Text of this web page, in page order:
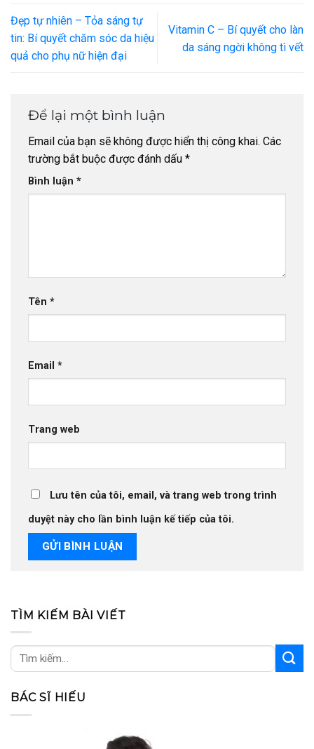
Đẹp tự nhiên – Tỏa sáng tự
tin: Bí quyết chăm sóc da hiệu
quả cho phụ nữ hiện đại
Vitamin C – Bí quyết cho làn
da sáng ngời không tì vết
Để lại một bình luận
Email của bạn sẽ không được hiển thị công khai. Các
trường bắt buộc được đánh dấu *
Bình luận *
Tên *
Email *
Trang web
Lưu tên của tôi, email, và trang web trong trình
duyệt này cho lần bình luận kế tiếp của tôi.
TÌM KIẾM BÀI VIẾT
BÁC SĨ HIẾU